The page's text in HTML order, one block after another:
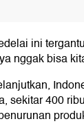
ini
nggak bisa
sekitar 400